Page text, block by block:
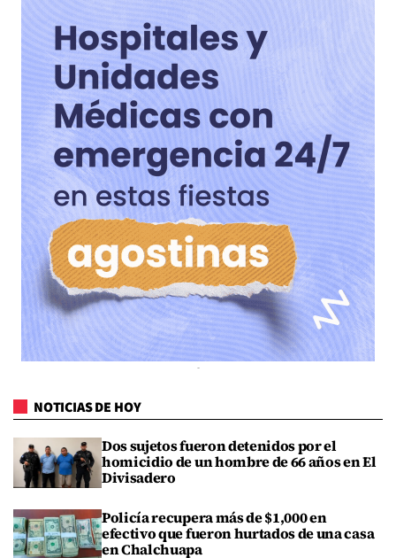
NOTICIAS DE HOY
Dos sujetos fueron detenidos por el
homicidio de un hombre de 66 años en El
Divisadero
Policía recupera más de $1,000 en
efectivo que fueron hurtados de una casa
en Chalchuapa